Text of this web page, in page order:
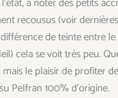
recousus (voir
de teinte entre
cela se voit très peu.
le plaisir de profiter
Pelfran 100% d’origine.